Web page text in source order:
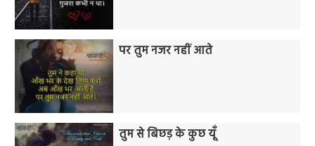
पर तुम नजर नहीं आते
तुम से बिछड़ के कुछ यूँ